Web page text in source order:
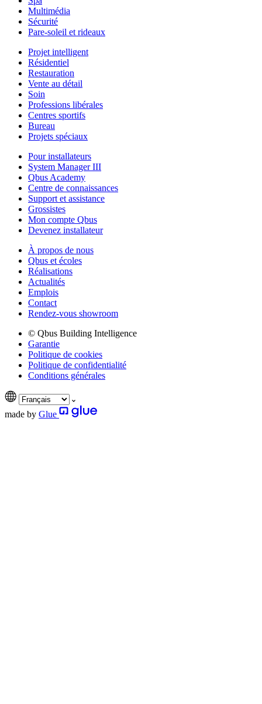
Multimédia
Sécurité
Pare-soleil et rideaux
Projet intelligent
Résidentiel
Restauration
Vente au détail
Soin
Professions libérales
Centres sportifs
Bureau
Projets spéciaux
Pour installateurs
System Manager III
Qbus Academy
Centre de connaissances
Support et assistance
Grossistes
Mon compte Qbus
Devenez installateur
À propos de nous
Qbus et écoles
Réalisations
Actualités
Emplois
Contact
Rendez-vous showroom
© Qbus Building Intelligence
Garantie
Politique de cookies
Politique de confidentialité
Conditions générales
made by Glue